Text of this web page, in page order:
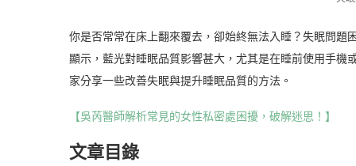
你是否常常在床上翻來覆去，卻始終無法入睡？失眠問題
顯示，藍光對睡眠品質影響甚大，尤其是在睡前使用手機
家分享一些改善失眠與提升睡眠品質的方法。
【吳芮醫師解析常見的女性私密處困擾，破解迷思！】
文章目錄